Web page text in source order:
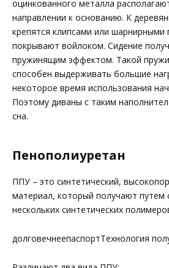
оцинкованного металла
направлении к основанию. К
крепятся клипсами или шарнирными
покрывают войлоком. Сидение
пружинящим эффектом. Такой
способен выдерживать большие
некоторое время использования
Поэтому диваны с таким
сна.
Пенополиуретан
ППУ – это синтетический,
материал, который получают путем
нескольких синтетических
долговечнеепаспортТехнология